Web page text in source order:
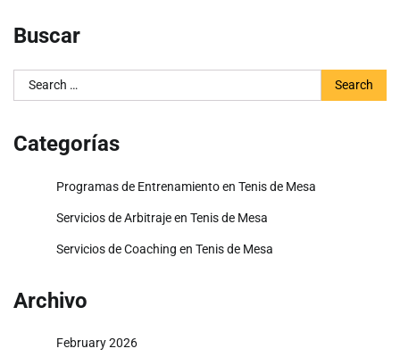
Buscar
Search
for:
Categorías
Programas de Entrenamiento en Tenis de Mesa
Servicios de Arbitraje en Tenis de Mesa
Servicios de Coaching en Tenis de Mesa
Archivo
February 2026